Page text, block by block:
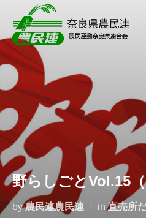
野らしごとVol.15
by農民連農民連 in直売所